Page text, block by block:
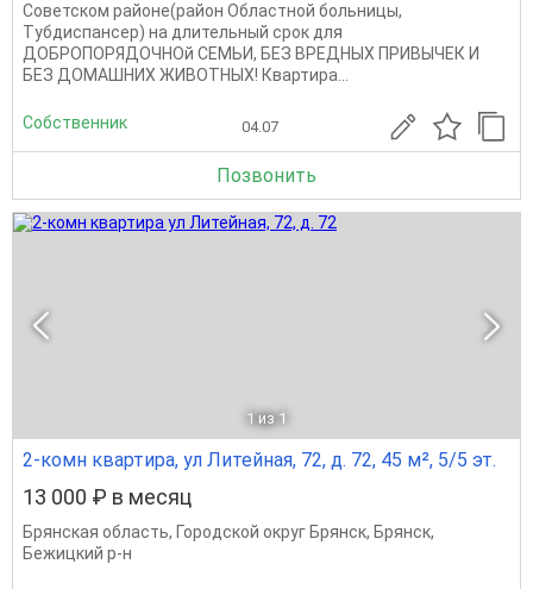
Советском районе(район Областной больницы,
Тубдиспансер) на длительный срок для
ДОБРОПОРЯДОЧНОй СЕМЬИ, БЕЗ ВРЕДНЫХ ПРИВЫЧЕК И
БЕЗ ДОМАШНИХ ЖИВОТНЫХ! Квартира...
Собственник 04.07
Позвонить
1 из 1
2-комн квартира, ул Литейная, 72, д. 72, 45 м², 5/5 эт.
13 000 ₽ в месяц
Брянская область, Городской округ Брянск, Брянск,
Бежицкий р-н